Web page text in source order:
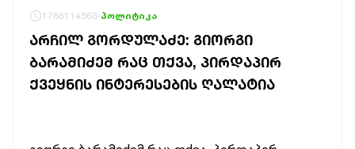
1786114563 პოლიტიკა
ᲐᲠᲩᲘᲚ ᲒᲝᲠᲓᲣᲚᲐᲫᲔ: ᲒᲘᲝᲠᲒᲘ
ᲑᲐᲠᲐᲛᲘᲫᲔᲛ ᲠᲐᲪ ᲗᲥᲕᲐ, ᲞᲘᲠᲓᲐᲞᲘᲠ
ᲥᲕᲔᲧᲜᲘᲡ ᲘᲜᲢᲔᲠᲔᲡᲔᲑᲘᲡ ᲦᲐᲚᲐᲢᲘᲐ